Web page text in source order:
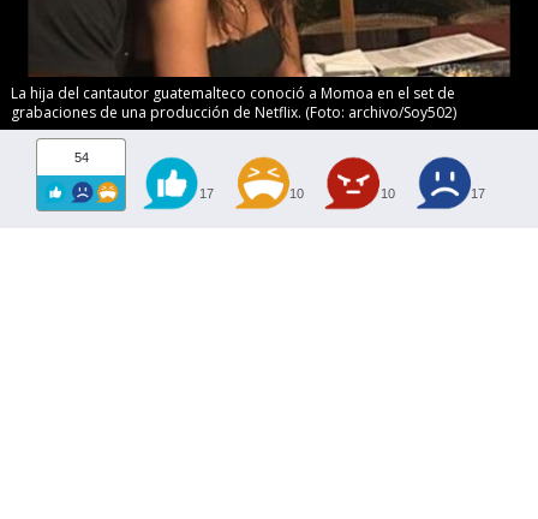
La hija del cantautor guatemalteco conoció a Momoa en el set de
grabaciones de una producción de Netflix. (Foto: archivo/Soy502)
54
17 10 10 17